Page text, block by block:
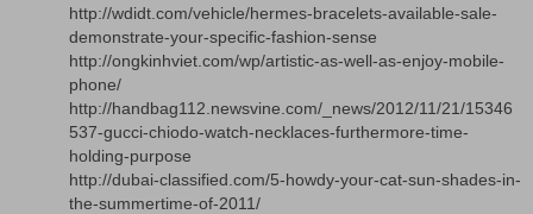
http://wdidt.com/vehicle/hermes-bracelets-available-sale-
demonstrate-your-specific-fashion-sense
http://ongkinhviet.com/wp/artistic-as-well-as-enjoy-mobile-
phone/
http://handbag112.newsvine.com/_news/2012/11/21/15346
537-gucci-chiodo-watch-necklaces-furthermore-time-
holding-purpose
http://dubai-classified.com/5-howdy-your-cat-sun-shades-in-
the-summertime-of-2011/